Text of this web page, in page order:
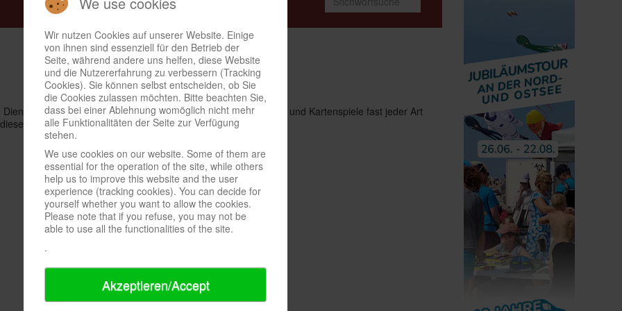
oder Mittwochs um 18 Uhr zum spielen. ca. 500 Brett- und Kartenspiele fast jeder Art
diesem Weg.
Wir nutzen Cookies auf unserer Website. Einige
von ihnen sind essenziell für den Betrieb der
Seite, während andere uns helfen, diese Website
und die Nutzererfahrung zu verbessern (Tracking
Cookies). Sie können selbst entscheiden, ob Sie
die Cookies zulassen möchten. Bitte beachten Sie,
dass bei einer Ablehnung womöglich nicht mehr
alle Funktionalitäten der Seite zur Verfügung
stehen.
We use cookies on our website. Some of them are
essential for the operation of the site, while others
help us to improve this website and the user
experience (tracking cookies). You can decide for
yourself whether you want to allow the cookies.
Please note that if you refuse, you may not be
able to use all the functionalities of the site.
.
Akzeptieren/Accept